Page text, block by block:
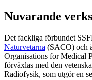
Nuvarande
Det fackliga förbundet
Naturvetarna (SACO) och
Organisations for Medical
förväxlas med den
Radiofysik, som utgör en